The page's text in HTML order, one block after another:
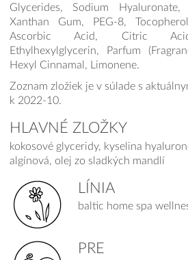
Glycerides, Sodium Hyaluronate,
Xanthan Gum, PEG-8,
Ascorbic Acid, Citric Acid,
Ethylhexylglycerin, Parfum
Hexyl Cinnamal, Limonene.
Zoznam zložiek je v súlade s
k 2022-10.
HLAVNÉ ZLOŽKY
kokosové glyceridy, kyselina
algínová, olej zo sladkých mandlí
LÍNIA
baltic home spa
PRE